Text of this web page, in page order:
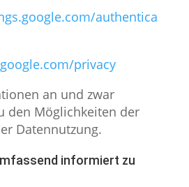
authentica
privacy
an und zwar
den Möglichkeiten der
Datennutzung.
informiert zu